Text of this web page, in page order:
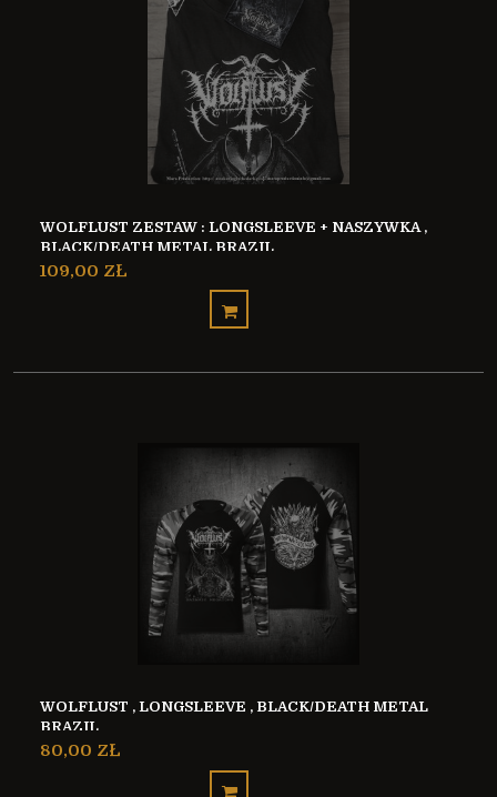
WOLFLUST ZESTAW : LONGSLEEVE + NASZYWKA ,
BLACK/DEATH METAL BRAZIL
109,00 ZŁ
WOLFLUST , LONGSLEEVE , BLACK/DEATH METAL
BRAZIL
80,00 ZŁ